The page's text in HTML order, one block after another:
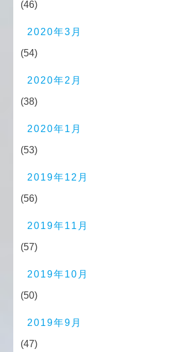
(46)
2020年3月
(54)
2020年2月
(38)
2020年1月
(53)
2019年12月
(56)
2019年11月
(57)
2019年10月
(50)
2019年9月
(47)